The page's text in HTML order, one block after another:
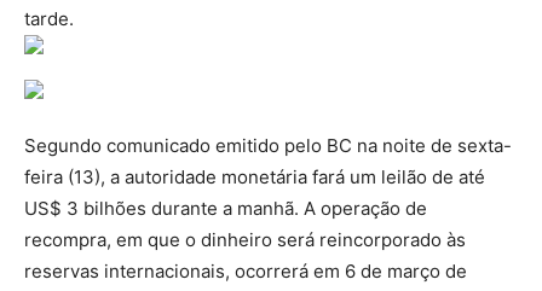
tarde.
Segundo comunicado emitido pelo BC na noite de sexta-
feira (13), a autoridade monetária fará um leilão de até
US$ 3 bilhões durante a manhã. A operação de
recompra, em que o dinheiro será reincorporado às
reservas internacionais, ocorrerá em 6 de março de